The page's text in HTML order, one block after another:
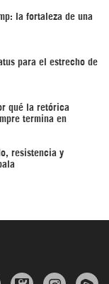
la fortaleza de una
para el estrecho de
qué la retórica
termina en
resistencia y